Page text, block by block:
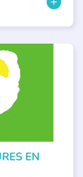
INDIVIDUALISÉE
EN